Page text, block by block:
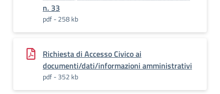
n. 33
pdf - 258 kb
Richiesta di Accesso Civico ai
documenti/dati/informazioni amministrativi
pdf - 352 kb